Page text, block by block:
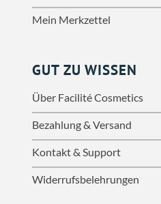
Mein Merkzettel
GUT ZU WISSEN
Über Facilité Cosmetics
Bezahlung & Versand
Kontakt & Support
Widerrufsbelehrungen